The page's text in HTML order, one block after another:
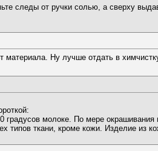
следы от ручки солью, а сверху
Ну лучше отдать в
молоке. По мере
ткани, кроме кожи. Изделие из